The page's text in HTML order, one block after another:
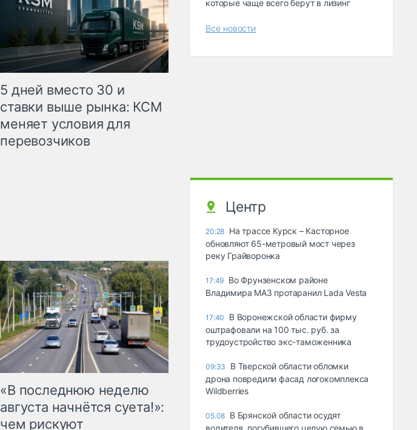
5 дней вместо 30 и
ставки выше рынка: КСМ
меняет условия для
перевозчиков
«В последнюю неделю
августа начнётся суета!»:
чем рискуют
которые чаще всего берут в лизинг
Все новости
Центр
20:28 На трассе Курск – Касторное
обновляют 65-метровый мост через
реку Грайворонка
17:49 Во Фрунзенском районе
Владимира МАЗ протаранил Lada Vesta
17:40
В Воронежской области фирму
оштрафовали на 100 тыс. руб. за
трудоустройство экс-таможенника
09:33
В Тверской области обломки
дрона повредили фасад логокомплекса
Wildberries
05.08 В Брянской области осудят